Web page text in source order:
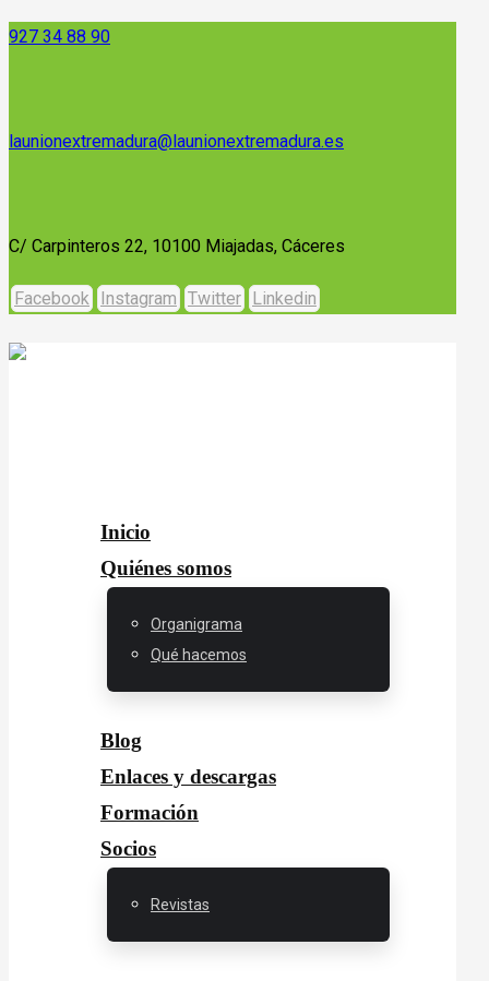
927 34 88 90
launionextremadura@launionextremadura.es
C/ Carpinteros 22, 10100 Miajadas, Cáceres
Facebook Instagram Twitter Linkedin
Inicio
Quiénes somos
Organigrama
Qué hacemos
Blog
Enlaces y descargas
Formación
Socios
Revistas